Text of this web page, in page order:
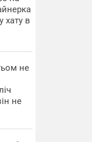
хату в
не
не